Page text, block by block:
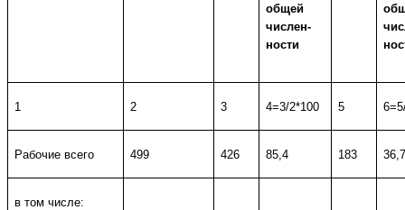
общей
числен-
ности
1 2 3 4=3/2*100 5
Рабочие всего 499 426 85,4 183
в том числе: